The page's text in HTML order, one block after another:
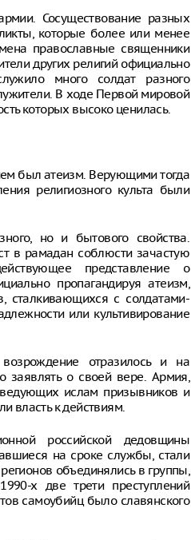
Сосуществование разных
которые более или менее
православные священники
других религий официально
много солдат разного
В ходе Первой мировой
которых высоко ценилась.
был атеизм. Верующими тогда
религиозного культа были
но и бытового свойства.
в рамадан соблюсти зачастую
представление о
пропагандируя атеизм,
сталкивающихся с солдатами-
или культивирование
отразилось и на
заявлять о своей вере. Армия,
ислам призывников и
власть к действиям.
российской дедовщины
на сроке службы, стали
объединялись в группы,
х две трети преступлений
самоубийц было славянского